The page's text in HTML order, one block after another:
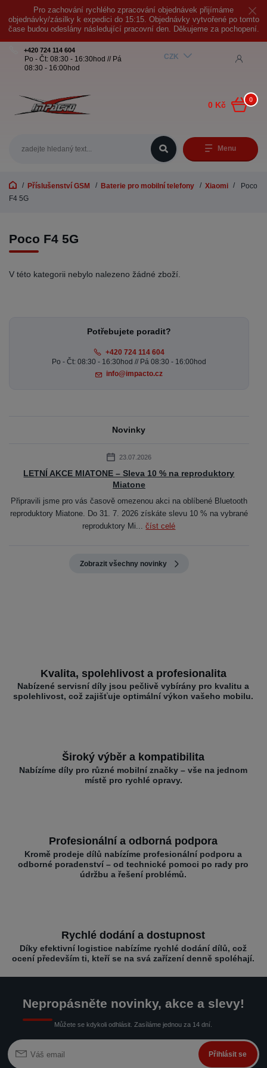
Pro zachování rychlého zpracování objednávek přijímáme
objednávky/zásilky k expedici do 15:15. Objednávky vytvořené po tomto
čase budou odeslány následující pracovní den. Děkujeme za pochopení.
Menu
CZK
+420 724 114 604
Po - Čt: 08:30 - 16:30hod // Pá
08:30 - 16:00hod
0
0 Kč
Příslušenství GSM Baterie pro mobilní telefony Xiaomi
Poco
F4 5G
Poco F4 5G
V této kategorii nebylo nalezeno žádné zboží.
Potřebujete poradit?
+420 724 114 604
Po - Čt: 08:30 - 16:30hod // Pá 08:30 - 16:00hod
info@impacto.cz
Novinky
23.07.2026
LETNÍ AKCE MIATONE – Sleva 10 % na reproduktory
Miatone
Připravili jsme pro vás časově omezenou akci na oblíbené Bluetooth
reproduktory Miatone. Do 31. 7. 2026 získáte slevu 10 % na vybrané
reproduktory Mi...číst celé
Zobrazit všechny novinky
Kvalita, spolehlivost a profesionalita
Nabízené servisní díly jsou pečlivě vybírány pro kvalitu a
spolehlivost, což zajišťuje optimální výkon vašeho mobilu.
Široký výběr a kompatibilita
Nabízíme díly pro různé mobilní značky – vše na jednom
místě pro rychlé opravy.
Profesionální a odborná podpora
Kromě prodeje dílů nabízíme profesionální podporu a
odborné poradenství – od technické pomoci po rady pro
údržbu a řešení problémů.
Rychlé dodání a dostupnost
Díky efektivní logistice nabízíme rychlé dodání dílů, což
ocení především ti, kteří se na svá zařízení denně spoléhají.
Nepropásněte novinky, akce a slevy!
Můžete se kdykoli odhlásit. Zasíláme jednou za 14 dní.
Přihlásit se